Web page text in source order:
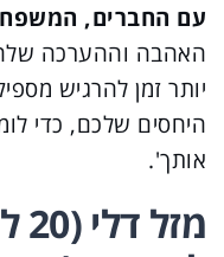
עם החברים,
האהבה וההערכה
יותר זמן להרגיש
היחסים שלכם, כדי
אותך'.